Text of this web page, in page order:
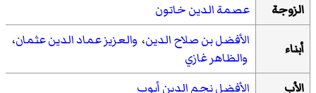
الزوجة
عصمة الدين خاتون
أبناء الأفضل بن صلاح الدين، والعزيز عماد الدين عثمان،
والظاهر غازي
الأب
الأفضل نجم الدين أيوب